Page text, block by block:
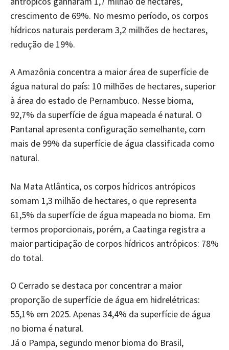
crescimento de 69%. No mesmo período, os corpos
hídricos naturais perderam 3,2 milhões de hectares,
redução de 19%.
A Amazônia concentra a maior área de superfície de
água natural do país: 10 milhões de hectares, superior
à área do estado de Pernambuco. Nesse bioma,
92,7% da superfície de água mapeada é natural. O
Pantanal apresenta configuração semelhante, com
mais de 99% da superfície de água classificada como
natural.
Na Mata Atlântica, os corpos hídricos antrópicos
somam 1,3 milhão de hectares, o que representa
61,5% da superfície de água mapeada no bioma. Em
termos proporcionais, porém, a Caatinga registra a
maior participação de corpos hídricos antrópicos: 78%
do total.
O Cerrado se destaca por concentrar a maior
proporção de superfície de água em hidrelétricas:
55,1% em 2025. Apenas 34,4% da superfície de água
no bioma é natural.
Já o Pampa, segundo menor bioma do Brasil,